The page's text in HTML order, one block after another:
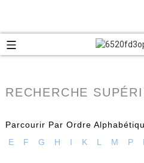
RECHERCHE
Parcourir Par Ordre
E
F G H I K L M P